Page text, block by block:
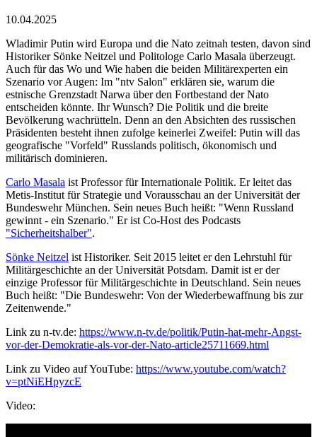
10.04.2025
Wladimir Putin wird Europa und die Nato zeitnah testen, davon sind
Historiker Sönke Neitzel und Politologe Carlo Masala überzeugt.
Auch für das Wo und Wie haben die beiden Militärexperten ein
Szenario vor Augen: Im "ntv Salon" erklären sie, warum die
estnische Grenzstadt Narwa über den Fortbestand der Nato
entscheiden könnte. Ihr Wunsch? Die Politik und die breite
Bevölkerung wachrütteln. Denn an den Absichten des russischen
Präsidenten besteht ihnen zufolge keinerlei Zweifel: Putin will das
geografische "Vorfeld" Russlands politisch, ökonomisch und
militärisch dominieren.
Carlo Masala ist Professor für Internationale Politik. Er leitet das
Metis-Institut für Strategie und Vorausschau an der Universität der
Bundeswehr München. Sein neues Buch heißt: "Wenn Russland
gewinnt - ein Szenario." Er ist Co-Host des Podcasts
"Sicherheitshalber".
Sönke Neitzel ist Historiker. Seit 2015 leitet er den Lehrstuhl für
Militärgeschichte an der Universität Potsdam. Damit ist er der
einzige Professor für Militärgeschichte in Deutschland. Sein neues
Buch heißt: "Die Bundeswehr: Von der Wiederbewaffnung bis zur
Zeitenwende."
Link zu n-tv.de: https://www.n-tv.de/politik/Putin-hat-mehr-Angst-
vor-der-Demokratie-als-vor-der-Nato-article25711669.html
Link zu Video auf YouTube: https://www.youtube.com/watch?
v=ptNiEHpyzcE
Video: